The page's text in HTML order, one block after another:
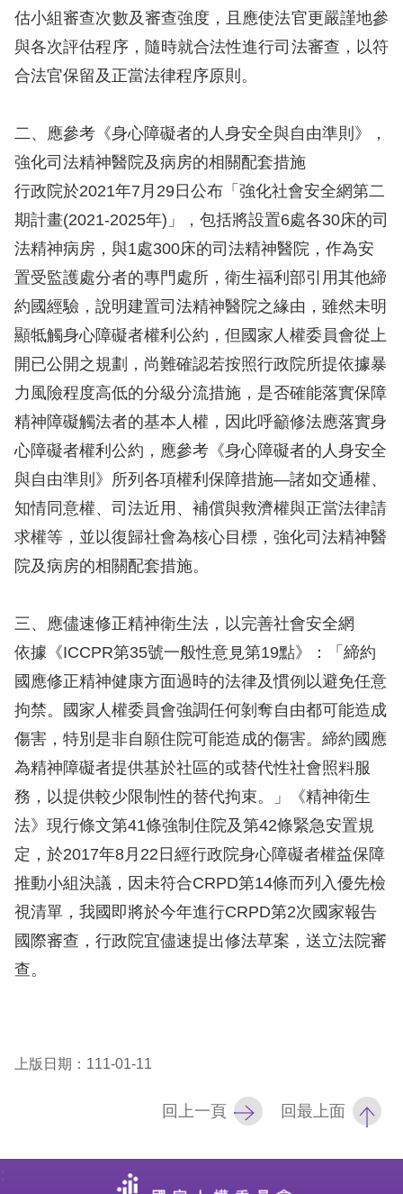
網
站
安
政
策
隱
私
權
保
護
政
策
政
府
網
站
資
料
放
宣
告
無
障
礙
網
頁
宣
言
估小組審查次數及審查強度，且應使法官更嚴謹地參
與各次評估程序，隨時就合法性進行司法審查，以符
合法官保留及正當法律程序原則。
二、應參考《身心障礙者的人身安全與自由準則》，
強化司法精神醫院及病房的相關配套措施
行政院於2021年7月29日公布「強化社會安全網第二
期計畫(2021-2025年)」，包括將設置6處各30床的司
法精神病房，與1處300床的司法精神醫院，作為安
置受監護處分者的專門處所，衛生福利部引用其他締
約國經驗，說明建置司法精神醫院之緣由，雖然未明
顯牴觸身心障礙者權利公約，但國家人權委員會從上
開已公開之規劃，尚難確認若按照行政院所提依據暴
力風險程度高低的分級分流措施，是否確能落實保障
精神障礙觸法者的基本人權，因此呼籲修法應落實身
心障礙者權利公約，應參考《身心障礙者的人身安全
與自由準則》所列各項權利保障措施—諸如交通權、
知情同意權、司法近用、補償與救濟權與正當法律請
求權等，並以復歸社會為核心目標，強化司法精神醫
院及病房的相關配套措施。
三、應儘速修正精神衛生法，以完善社會安全網
依據《ICCPR第35號一般性意見第19點》：「締約
國應修正精神健康方面過時的法律及慣例以避免任意
拘禁。國家人權委員會強調任何剝奪自由都可能造成
傷害，特別是非自願住院可能造成的傷害。締約國應
為精神障礙者提供基於社區的或替代性社會照料服
務，以提供較少限制性的替代拘束。」《精神衛生
法》現行條文第41條強制住院及第42條緊急安置規
定，於2017年8月22日經行政院身心障礙者權益保障
推動小組決議，因未符合CRPD第14條而列入優先檢
視清單，我國即將於今年進行CRPD第2次國家報告
國際審查，行政院宜儘速提出修法草案，送立法院審
查。
上版日期：111-01-11
回上一頁 回最上面